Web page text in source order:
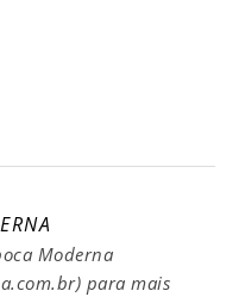
Moderna
para mais